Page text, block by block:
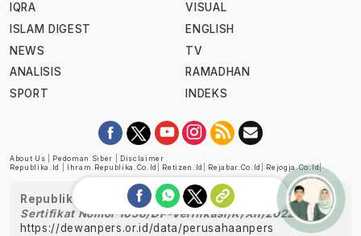
IQRA
ISLAM DIGEST
NEWS
ANALISIS
SPORT
VISUAL
ENGLISH
TV
RAMADHAN
INDEKS
About Us Pedoman Siber
Disclaimer
Republika.id
Ihram.republika.co.id Retizen.id Rejabar.co.id Rejogja.co.id|
Republika telah diverifikasi oleh Dewan Pers
Sertifikat Nomor 1058/DP-Verifikasi/K/XII/2022
https://dewanpers.or.id/data/perusahaanpers
Ask me!